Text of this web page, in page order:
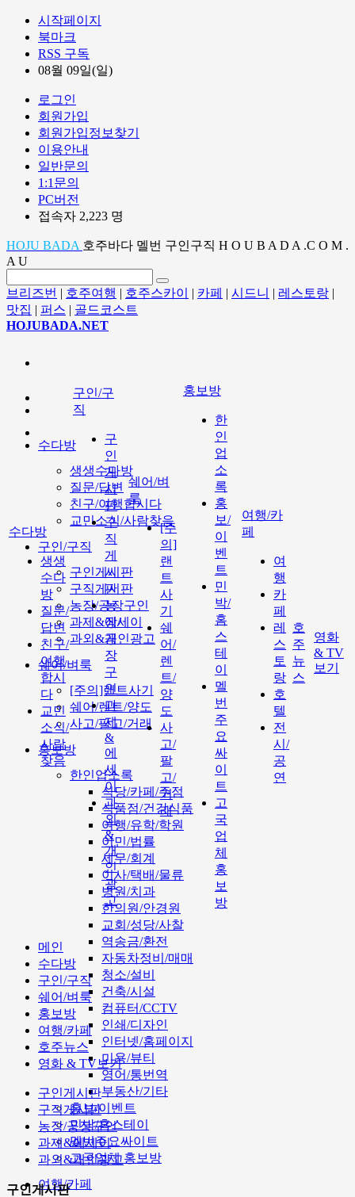
시작페이지
북마크
RSS 구독
08월 09일(일)
로그인
회원가입
회원가입정보찾기
이용안내
일반문의
1:1문의
PC버전
접속자 2,223 명
HOJU BADA 호주바다 멜번 구인구직 H O U B A D A .C O M .
A U
브리즈번 | 호주여행 | 호주스카이 | 카페 | 시드니 | 레스토랑 |
맛집 | 퍼스 | 골드코스트
HOJUBADA.NET
수다방
생생수다방
질문/답변
친구/여행합시다
교민소식/사람찾음
구인/구직
구인게시판
구직게시판
농장/공장구인
과제&에세이
과외&개인광고
쉐어/벼룩
[주의]랜트사기
쉐어/렌트/양도
사고/팔고/거래
홍보방
한인업소록
식당/카페/주점
식품점/건강식품
여행/유학/학원
이민/법률
세무/회계
이사/택배/물류
병원/치과
한의원/안경원
교회/성당/사찰
역송금/환전
자동차정비/매매
청소/설비
건축/시설
컴퓨터/CCTV
인쇄/디자인
인터넷/홈페이지
미용/뷰티
영어/통번역
부동산/기타
홍보/이벤트
민박/홈스테이
멜번주요싸이트
고국업체 홍보방
여행/카페
수다방
생생
수다
방
질문/
답변
친구/
여행
합시
다
교민
소식/
사람
찾음
구인/구
직
구
인
게
시
판
구
직
게
시
판
농
장/
공
장
구
인
과
제
&
에
세
이
과
외
&
개
인
광
고
쉐어/벼
룩
[주
의]
랜
트
사
기
쉐
어/
렌
트/
양
도
사
고/
팔
고/
거
래
홍보방
한
인
업
소
록
홍
보/
이
벤
트
민
박/
홈
스
테
이
멜
번
주
요
싸
이
트
고
국
업
체
홍
보
방
여행/카
페
여
행
카
페
레
스
토
랑
호
텔
전
시/
공
연
호
주
뉴
스
영화
& TV
보기
메인
수다방
구인/구직
쉐어/벼룩
홍보방
여행/카페
호주뉴스
영화 & TV보기
구인게시판
구직게시판
농장/공장구인
과제&에세이
과외&개인광고
구인게시판